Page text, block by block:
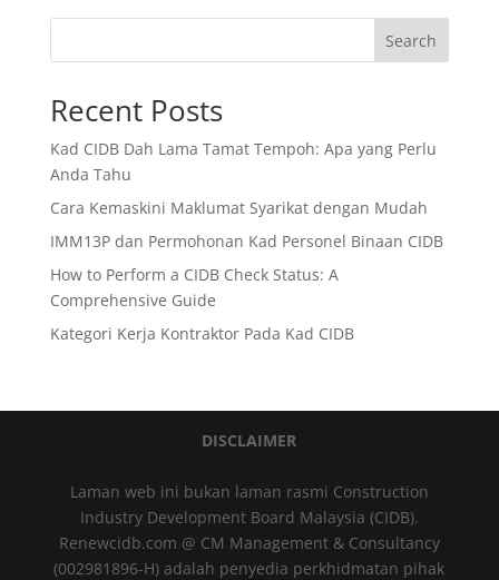
Search
Recent Posts
Kad CIDB Dah Lama Tamat Tempoh: Apa yang Perlu
Anda Tahu
Cara Kemaskini Maklumat Syarikat dengan Mudah
IMM13P dan Permohonan Kad Personel Binaan CIDB
How to Perform a CIDB Check Status: A
Comprehensive Guide
Kategori Kerja Kontraktor Pada Kad CIDB
DISCLAIMER
Laman web ini bukan laman rasmi Construction
Industry Development Board Malaysia (CIDB).
Renewcidb.com @ CM Management & Consultancy
(002981896-H) adalah penyedia perkhidmatan pihak